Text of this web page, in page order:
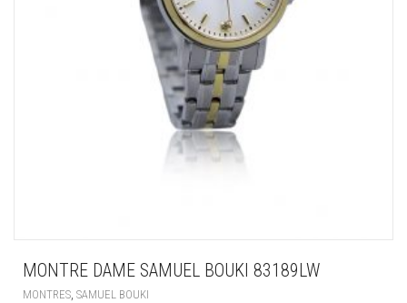
MONTRE DAME SAMUEL BOUKI 83189LW
MONTRES, SAMUEL BOUKI